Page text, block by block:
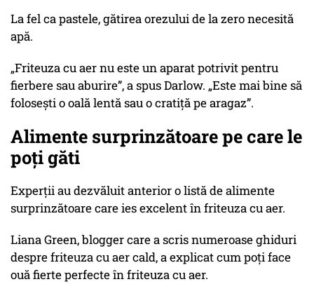
La fel ca pastele, gătirea orezului de la zero necesită
apă.
„Friteuza cu aer nu este un aparat potrivit pentru
fierbere sau aburire”, a spus Darlow. „Este mai bine să
folosești o oală lentă sau o cratiță pe aragaz”.
Alimente surprinzătoare pe care le
poți găti
Experții au dezvăluit anterior o listă de alimente
surprinzătoare care ies excelent în friteuza cu aer.
Liana Green, blogger care a scris numeroase ghiduri
despre friteuza cu aer cald, a explicat cum poți face
ouă fierte perfecte în friteuza cu aer.